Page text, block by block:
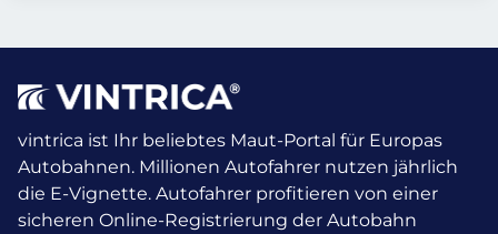
vintrica ist Ihr beliebtes Maut-Portal für Europas
Autobahnen. Millionen Autofahrer nutzen jährlich
die E-Vignette. Autofahrer profitieren von einer
sicheren Online-Registrierung der Autobahn